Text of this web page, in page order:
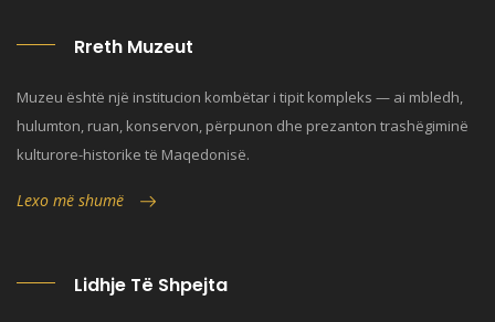
Rreth Muzeut
Muzeu është një institucion kombëtar i tipit kompleks — ai mbledh,
hulumton, ruan, konservon, përpunon dhe prezanton trashëgiminë
kulturore-historike të Maqedonisë.
Lexo më shumë
Lidhje Të Shpejta